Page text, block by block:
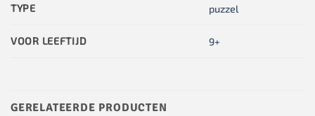
TYPE puzzel
VOOR LEEFTIJD 9+
GERELATEERDE PRODUCTEN